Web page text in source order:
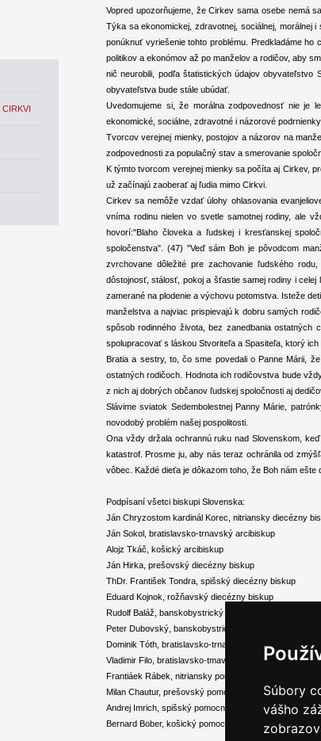
Súbory
vášho
CIRKVI
Vopred upozorňujeme, že Cirkev sama osebe nemá
Týka sa ekonomickej, zdravotnej, sociálnej, morálnej
ponúknuť vyriešenie tohto problému. Predkladáme
politikov a ekonómov až po manželov a rodičov, aby
nič neurobili, podľa štatistických údajov
obyvateľstva bude stále ubúdať.
Uvedomujeme si, že morálna zodpovednosť nie
ekonomické, sociálne, zdravotné i názorové
Tvorcov verejnej mienky, postojov a názorov na
zodpovednosti za populačný stav a smerovanie
K týmto tvorcom verejnej mienky sa počíta aj Cirkev,
už začínajú zaoberať aj ľudia mimo Cirkvi.
Cirkev sa nemôže vzdať úlohy ohlasovania
vníma rodinu nielen vo svetle samotnej rodiny, ale
hovorí:"Blaho človeka a ľudskej i kresťanskej
spoločenstva". (47) "Veď sám Boh je pôvodcom
zvrchovane dôležité pre zachovanie ľudského
dôstojnosť, stálosť, pokoj a šťastie samej rodiny i
zamerané na plodenie a výchovu potomstva. Isteže
manželstva a najviac prispievajú k dobru samých
spôsob rodinného života, bez zanedbania ostatných
spolupracovať s láskou Stvoriteľa a Spasiteľa, ktorý
Bratia a sestry, to, čo sme povedali o Panne Márii,
ostatných rodičoch. Hodnota ich rodičovstva bude
z nich aj dobrých občanov ľudskej spoločnosti aj
Slávime sviatok Sedembolestnej Panny Márie,
novodobý problém našej pospolitosti.
Ona vždy držala ochrannú ruku nad Slovenskom,
katastrof. Prosme ju, aby nás teraz ochránila od
vôbec. Každé dieťa je dôkazom toho, že Boh nám
Podpísaní všetci biskupi Slovenska:
Ján Chryzostom kardinál Korec, nitriansky diecézny
Ján Sokol, bratislavsko-trnavský arcibiskup
Alojz Tkáč, košický arcibiskup
Ján Hirka, prešovský diecézny biskup
ThDr. František Tondra, spišský diecézny biskup
Eduard Kojnok, rožňavský diecézny biskup
Rudolf Baláž, banskobystrický diecézny biskup
Peter Dubovský, banskobystrický pomocný biskup
Dominik Tóth, bratislavsko-trnavský pomocný biskup
Vladimir Filo, bratislavsko-tmavský pomocný biskup
Frantiáek Rábek, nitriansky pomocný biskup
Milan Chautur, prešovský pomocný biskup
Andrej Imrich, spišský pomocný biskup
Bernard Bober, košický pomocný biskup